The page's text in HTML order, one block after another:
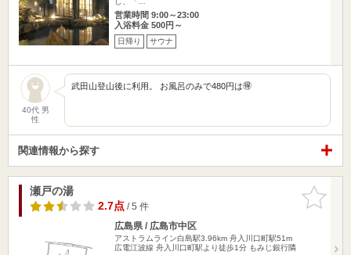
営業時間 9:00～23:00
入浴料金 500円～
日帰り サウナ
40代 男
性
武田山登山後に利用。 お風呂のみで480円は🉐
関連情報から探す
お気に入
りに追加
瀬戸の湯
2.7点/ 5 件
広島県 / 広島市中区
アストラムライン白島駅3.96km 舟入川口町駅51m
広電江波線 舟入川口町駅より徒歩1分 もみじ銀行隣